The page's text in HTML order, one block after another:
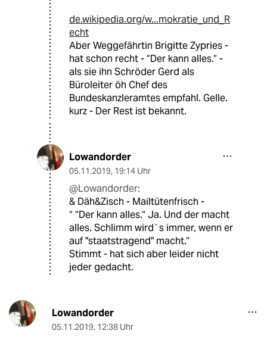
de.wikipedia.org/w...mokratie_und_R
echt
Aber Weggefährtin Brigitte Zypries -
hat schon recht - “Der kann alles.“ -
als sie ihn Schröder Gerd als
Büroleiter öh Chef des
Bundeskanzleramtes empfahl. Gelle.
kurz - Der Rest ist bekannt.
Lowandorder
05.11.2019, 19:14 Uhr
@Lowandorder:
& Däh&Zisch - Mailtütenfrisch -
“ “Der kann alles.“ Ja. Und der macht
alles. Schlimm wird`s immer, wenn er
auf "staatstragend" macht.“
Stimmt - hat sich aber leider nicht
jeder gedacht.
Lowandorder
05.11.2019, 12:38 Uhr